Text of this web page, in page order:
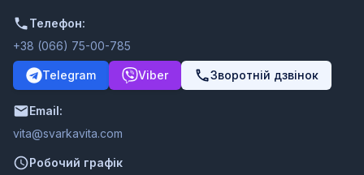
Телефон:
+38 (066) 75-00-785
Telegram Viber Зворотній дзвінок
Email:
moc.ativakravs@ativ
Робочий графік